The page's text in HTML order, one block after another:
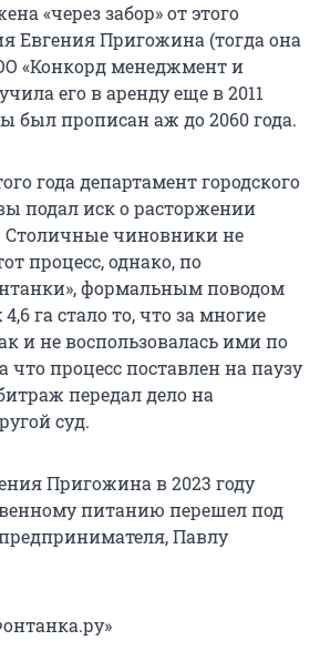
«через забор» от этого
Евгения Пригожина (тогда она
«Конкорд менеджмент и
его в аренду еще в 2011
был прописан аж до 2060 года.
года департамент городского
подал иск о расторжении
Столичные чиновники не
процесс, однако, по
формальным поводом
га стало то, что за многие
и не воспользовалась ими по
процесс поставлен на паузу
передал дело на
суд.
Пригожина в 2023 году
питанию перешел под
Павлу